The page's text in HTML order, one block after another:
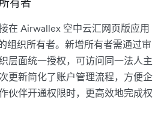
在 Airwallex 空中云汇网页版应用
组织所有者。新增所有者需通过审
层面统一授权，可访问同一法人主
更新简化了账户管理流程，方便企
伙伴开通权限时，更高效地完成权